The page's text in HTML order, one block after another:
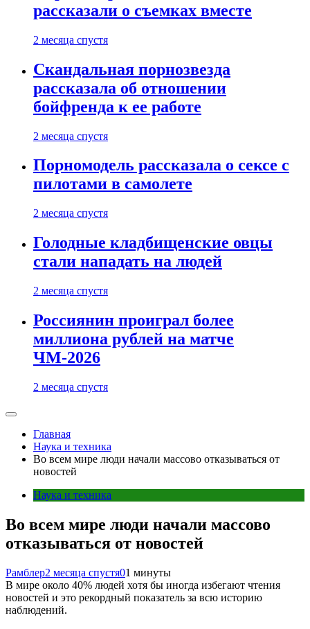
рассказали о съемках вместе
2 месяца спустя
Скандальная порнозвезда
рассказала об отношении
бойфренда к ее работе
2 месяца спустя
Порномодель рассказала о сексе с
пилотами в самолете
2 месяца спустя
Голодные кладбищенские овцы
стали нападать на людей
2 месяца спустя
Россиянин проиграл более
миллиона рублей на матче
ЧМ-2026
2 месяца спустя
Главная
Наука и техника
Во всем мире люди начали массово отказываться от
новостей
Наука и техника
Во всем мире люди начали массово
отказываться от новостей
Рамблер2 месяца спустя01 минуты
В мире около 40% людей хотя бы иногда избегают чтения
новостей и это рекордный показатель за всю историю
наблюдений.